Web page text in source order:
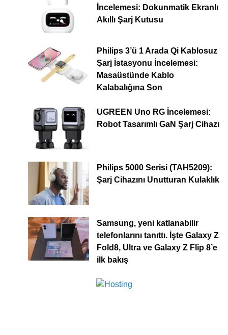
İncelemesi: Dokunmatik Ekranlı
Akıllı Şarj Kutusu
Philips 3’ü 1 Arada Qi Kablosuz
Şarj İstasyonu İncelemesi:
Masaüstünde Kablo
Kalabalığına Son
UGREEN Uno RG İncelemesi:
Robot Tasarımlı GaN Şarj Cihazı
Philips 5000 Serisi (TAH5209):
Şarj Cihazını Unutturan Kulaklık
Samsung, yeni katlanabilir
telefonlarını tanıttı. İşte Galaxy Z
Fold8, Ultra ve Galaxy Z Flip 8’e
ilk bakış